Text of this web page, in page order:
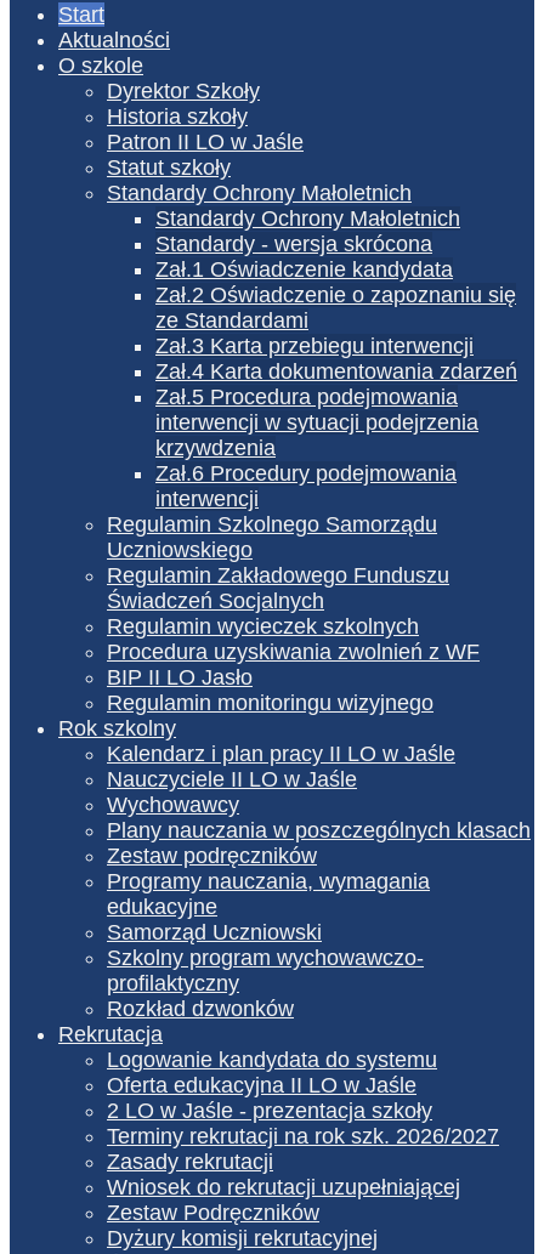
Start
Aktualności
O szkole
Dyrektor Szkoły
Historia szkoły
Patron II LO w Jaśle
Statut szkoły
Standardy Ochrony Małoletnich
Standardy Ochrony Małoletnich
Standardy - wersja skrócona
Zał.1 Oświadczenie kandydata
Zał.2 Oświadczenie o zapoznaniu się
ze Standardami
Zał.3 Karta przebiegu interwencji
Zał.4 Karta dokumentowania zdarzeń
Zał.5 Procedura podejmowania
interwencji w sytuacji podejrzenia
krzywdzenia
Zał.6 Procedury podejmowania
interwencji
Regulamin Szkolnego Samorządu
Uczniowskiego
Regulamin Zakładowego Funduszu
Świadczeń Socjalnych
Regulamin wycieczek szkolnych
Procedura uzyskiwania zwolnień z WF
BIP II LO Jasło
Regulamin monitoringu wizyjnego
Rok szkolny
Kalendarz i plan pracy II LO w Jaśle
Nauczyciele II LO w Jaśle
Wychowawcy
Plany nauczania w poszczególnych klasach
Zestaw podręczników
Programy nauczania, wymagania
edukacyjne
Samorząd Uczniowski
Szkolny program wychowawczo-
profilaktyczny
Rozkład dzwonków
Rekrutacja
Logowanie kandydata do systemu
Oferta edukacyjna II LO w Jaśle
2 LO w Jaśle - prezentacja szkoły
Terminy rekrutacji na rok szk. 2026/2027
Zasady rekrutacji
Wniosek do rekrutacji uzupełniającej
Zestaw Podręczników
Dyżury komisji rekrutacyjnej